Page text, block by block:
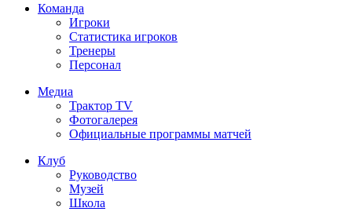
Команда
Игроки
Статистика игроков
Тренеры
Персонал
Медиа
Трактор TV
Фотогалерея
Официальные программы матчей
Клуб
Руководство
Музей
Школа